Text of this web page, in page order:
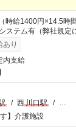
時給1400円×14.5時
ステム有（弊社規定
あり
内支給
/ 西川口駅 / …
】介護施設